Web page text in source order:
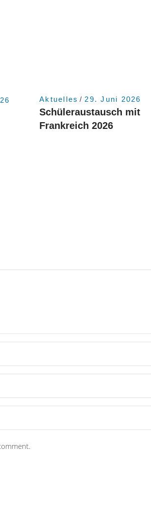
Aktuelles 29. Juni 2026
Schüleraustausch mit
Frankreich 2026